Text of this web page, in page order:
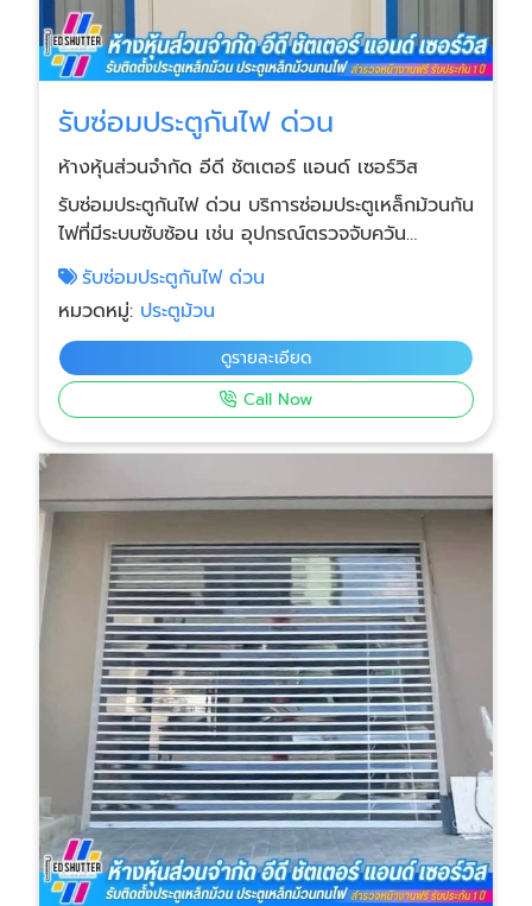
รับซ่อมประตูกันไฟ ด่วน
ห้างหุ้นส่วนจำกัด อีดี ชัตเตอร์ แอนด์ เซอร์วิส
รับซ่อมประตูกันไฟ ด่วน บริการซ่อมประตูเหล็กม้วนกัน
ไฟที่มีระบบซับซ้อน เช่น อุปกรณ์ตรวจจับควัน
สัญญาณเตือน มอเตอร์กันระเบิด และตู้ควบคุมต่าง
ๆ แก้ได้ทุกอาการ เชี่ยวชาญระบบประตูกันไฟทุก
แบรนด์ ทั้งระบบ Manual Drop, Weight Balance,
มอเตอร์กันระเบิด (Ex-Motor) และระบบ Control
Cabinet ที่เชื่อมต่อกับระบบอาคาร แก้ไขปัญหาเร่ง
ด่วน เช่น ประตูไม่ปิดอัตโนมัติเมื่อมีสัญญาณไฟไหม้
ระบบหน่วงเวลาทำงานผิดพลาด มอเตอร์ไม่ตอบ
สนอง หรือสัญญาณเตือนไม่ทำงาน มีอะไหล่เฉพาะ
ทางพร้อมเปลี่ยน เช่น อุปกรณ์ตรวจจับควัน
สัญญาณไฟเตือน ตู้ควบคุม เซ็นเซอร์ และระบบ
Safety ทุกตัว รองรับอาคารที่ต้องใช้มาตรฐานสูง
เช่น โรงงานอุตสาหกรรม อาคารสำนักงาน ห้างสรรพ
สินค้า และพื้นที่ที่ต้องผ่านการตรวจมาตรฐานความ
ปลอดภัย
รับซ่อมประตูกันไฟ ด่วน
หมวดหมู่: ประตูม้วน
ดูรายละเอียด
Call Now